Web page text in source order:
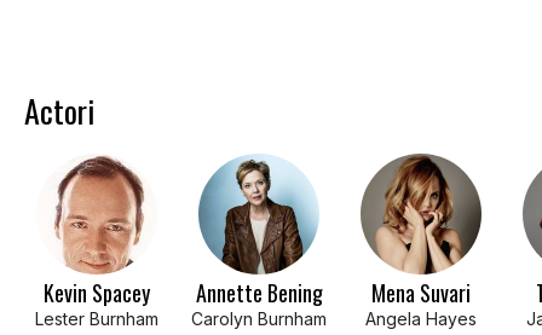
Actori
Kevin Spacey
Lester Burnham
Annette Bening
Carolyn Burnham
Mena Suvari
Angela Hayes